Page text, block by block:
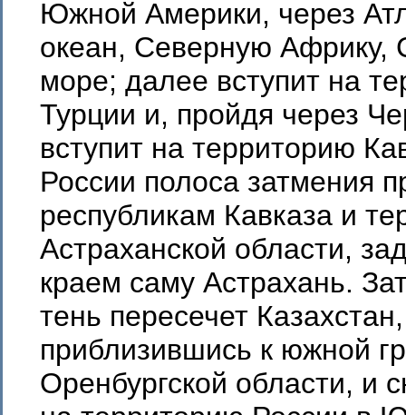
Южной Америки, через
океан, Северную Африку,
море; далее вступит на
Турции и, пройдя через
вступит на территорию
России полоса затмения
республикам Кавказа и
Астраханской области,
краем саму Астрахань.
тень пересечет
приблизившись к южной
Оренбургской области, и